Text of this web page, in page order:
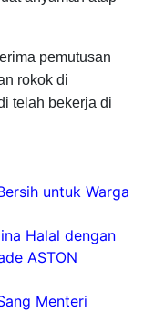
pemutusan
rokok di
telah bekerja di
untuk Warga
Halal dengan
ASTON
Menteri